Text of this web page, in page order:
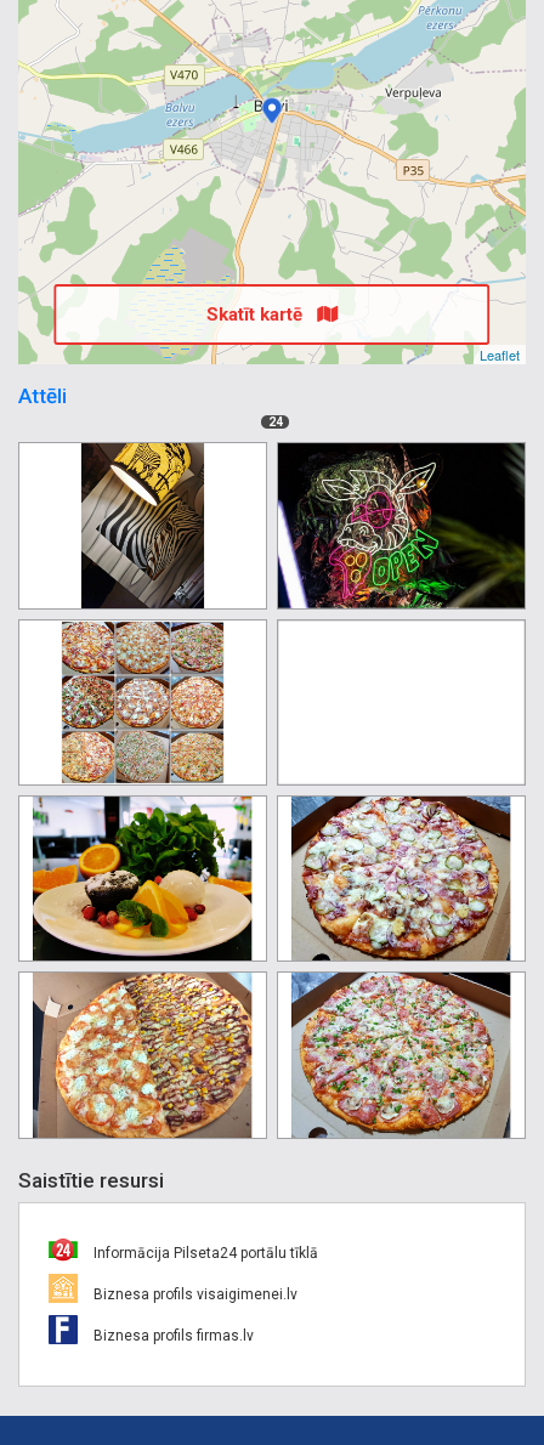
Leaflet
Skatīt kartē
Attēli
24
Saistītie resursi
Informācija Pilseta24 portālu tīklā
Biznesa profils visaigimenei.lv
Biznesa profils firmas.lv